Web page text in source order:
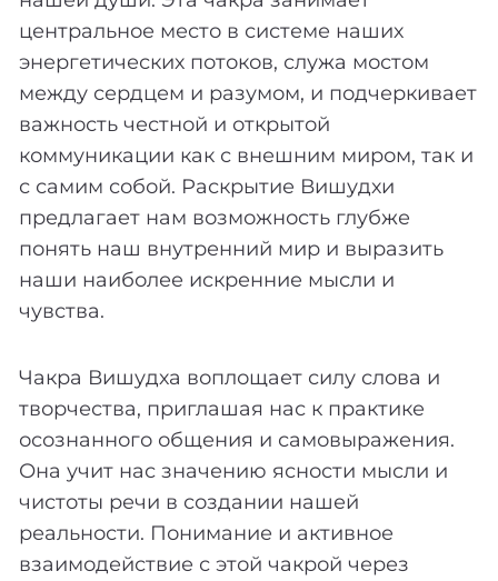
центральное место в системе наших
энергетических потоков, служа мостом
между сердцем и разумом, и подчеркивает
важность честной и открытой
коммуникации как с внешним миром, так и
с самим собой. Раскрытие Вишудхи
предлагает нам возможность глубже
понять наш внутренний мир и выразить
наши наиболее искренние мысли и
чувства.
Чакра Вишудха воплощает силу слова и
творчества, приглашая нас к практике
осознанного общения и самовыражения.
Она учит нас значению ясности мысли и
чистоты речи в создании нашей
реальности. Понимание и активное
взаимодействие с этой чакрой через